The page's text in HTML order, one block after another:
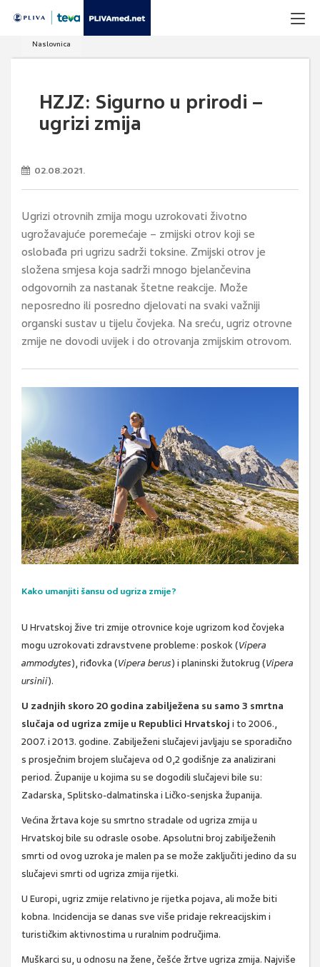
Naslovnica
HZJZ: Sigurno u prirodi –
ugrizi zmija
02.08.2021.
Ugrizi otrovnih zmija mogu uzrokovati životno
ugrožavajuće poremećaje – zmijski otrov koji se
oslobađa pri ugrizu sadrži toksine. Zmijski otrov je
složena smjesa koja sadrži mnogo bjelančevina
odgovornih za nastanak štetne reakcije. Može
neposredno ili posredno djelovati na svaki važniji
organski sustav u tijelu čovjeka. Na sreću, ugriz otrovne
zmije ne dovodi uvijek i do otrovanja zmijskim otrovom.
Kako umanjiti šansu od ugriza zmije?
U Hrvatskoj žive tri zmije otrovnice koje ugrizom kod čovjeka
mogu uzrokovati zdravstvene probleme: poskok (Vipera
ammodytes), riđovka (Vipera berus) i planinski žutokrug (Vipera
ursinii).
U zadnjih skoro 20 godina zabilježena su samo 3 smrtna
slučaja od ugriza zmije u Republici Hrvatskoj i to 2006.,
2007. i 2013. godine. Zabilježeni slučajevi javljaju se sporadično
s prosječnim brojem slučajeva od 0,2 godišnje za analizirani
period. Županije u kojima su se dogodili slučajevi bile su:
Zadarska, Splitsko-dalmatinska i Ličko-senjska županija.
Većina žrtava koje su smrtno stradale od ugriza zmija u
Hrvatskoj bile su odrasle osobe. Apsolutni broj zabilježenih
smrti od ovog uzroka je malen pa se može zaključiti jedino da su
slučajevi smrti od ugriza zmija rijetki.
U Europi, ugriz zmije relativno je rijetka pojava, ali može biti
kobna. Incidencija se danas sve više pridaje rekreacijskim i
turističkim aktivnostima u ruralnim područjima.
Muškarci su, u odnosu na žene, češće žrtve ugriza zmija. Najviše